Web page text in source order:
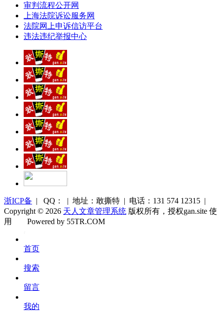
审判流程公开网
上海法院诉讼服务网
法院网上申诉信访平台
违法违纪举报中心
浙ICP备 | QQ： | 地址：敢撕特 | 电话：131 574 12315 |
Copyright © 2026 天人文章管理系统 版权所有，授权gan.site 使
用
库
Powered by 55TR.COM
首页
搜索
留言
我的